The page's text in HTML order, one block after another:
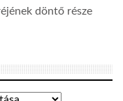
döntő része